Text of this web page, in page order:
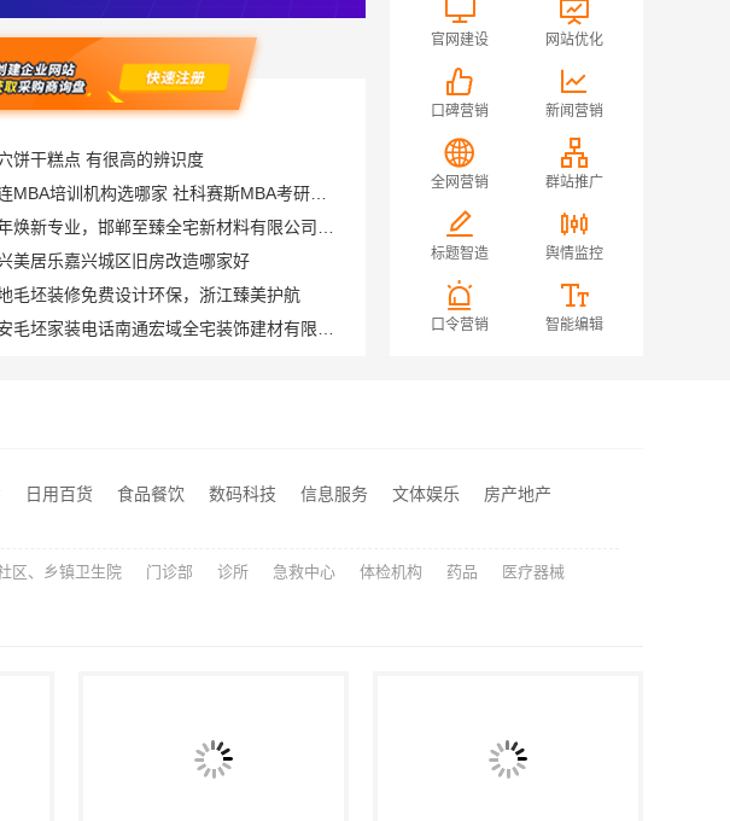
永年焕新专业，邯郸至臻全宅新材料有限公司专注全屋整装解决方案
美居乐嘉兴城区旧房改造哪家好
毛坯装修免费设计环保，浙江臻美护航
秀洲家装设计环保材料推荐嘉兴美派建材
江西家装奶油风设计优选江西尚宅尚品新型环保材料有限公司
官网建设 网站优化
口碑营销 新闻营销
全网营销 群站推广
标题智造 舆情监控
口令营销 智能编辑
日用百货 食品餐饮 数码科技 信息服务 文体娱乐
房产地产
区、乡镇卫生院 门诊部 诊所 急救中心 体检机构 药品
医疗器械